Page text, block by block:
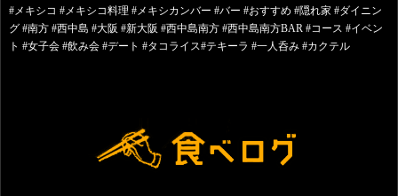
#メキシコ #メキシコ料理 #メキシカンバー #バー #おすすめ #隠れ家 #ダイニン
グ #南方 #西中島 #大阪 #新大阪 #西中島南方 #西中島南方BAR #コース #イベン
ト #女子会 #飲み会 #デート #タコライス#テキーラ #一人呑み #カクテル